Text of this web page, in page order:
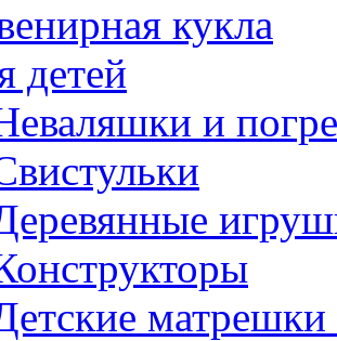
кукла
детей
и